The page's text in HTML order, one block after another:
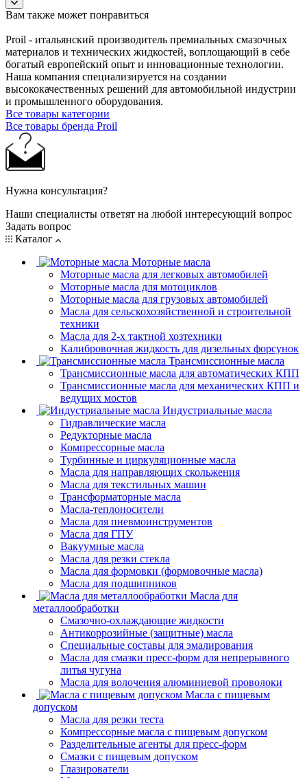
Вам также может понравиться
Proil - итальянский производитель премиальных смазочных
материалов и технических жидкостей, воплощающий в себе
богатый европейский опыт и инновационные технологии.
Наша компания специализируется на создании
высококачественных решений для автомобильной индустрии
и промышленного оборудования.
Все товары категории
Все товары бренда Proil
Нужна консультация?
Наши специалисты ответят на любой интересующий вопрос
Задать вопрос
Каталог
Моторные масла
Моторные масла для легковых автомобилей
Моторные масла для мотоциклов
Моторные масла для грузовых автомобилей
Масла для сельскохозяйственной и строительной
техники
Масла для 2-х тактной хозтехники
Калибровочная жидкость для дизельных форсунок
Трансмиссионные масла
Трансмиссионные масла для автоматических КПП
Трансмиссионные масла для механических КПП и
ведущих мостов
Индустриальные масла
Гидравлические масла
Редукторные масла
Компрессорные масла
Турбинные и циркуляционные масла
Масла для направляющих скольжения
Масла для текстильных машин
Трансформаторные масла
Масла-теплоносители
Масла для пневмоинструментов
Масла для ГПУ
Вакуумные масла
Масла для резки стекла
Масла для формовки (формовочные масла)
Масла для подшипников
Масла для
металлообработки
Смазочно-охлаждающие жидкости
Антикоррозийные (защитные) масла
Специальные составы для эмалирования
Масла для смазки пресс-форм для непрерывного
литья чугуна
Масла для волочения алюминиевой проволоки
Масла с пищевым
допуском
Масла для резки теста
Компрессорные масла с пищевым допуском
Разделительные агенты для пресс-форм
Смазки с пищевым допуском
Глазирователи